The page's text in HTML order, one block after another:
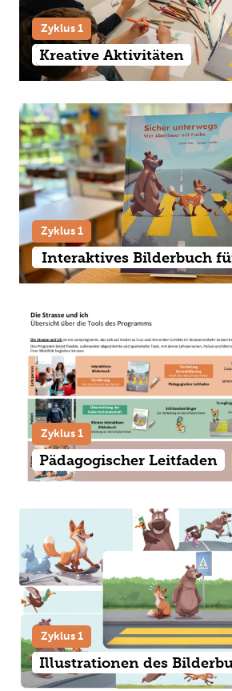
Zyklus 1
Kreative Aktivitäten
Zyklus 1
Interaktives Bilderbuch
Zyklus 1
Pädagogischer Leitfaden
Zyklus 1
Illustrationen des